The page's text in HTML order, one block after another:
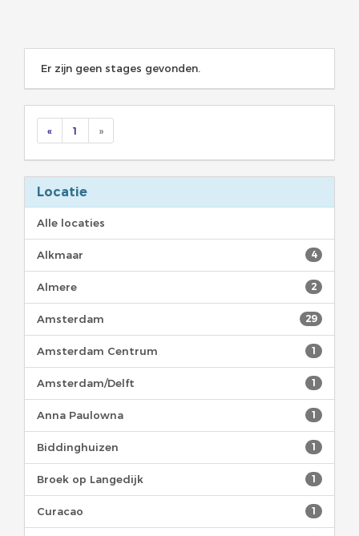
Er zijn geen stages gevonden.
« 1 »
Locatie
Alle locaties
4
Alkmaar
2
Almere
29
Amsterdam
1
Amsterdam Centrum
1
Amsterdam/Delft
1
Anna Paulowna
1
Biddinghuizen
1
Broek op Langedijk
1
Curacao